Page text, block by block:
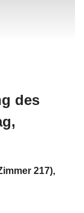
des
217),